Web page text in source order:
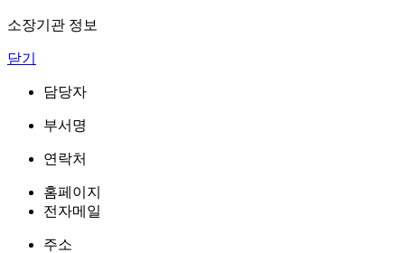
소장기관 정보
닫기
담당자
부서명
연락처
홈페이지
전자메일
주소